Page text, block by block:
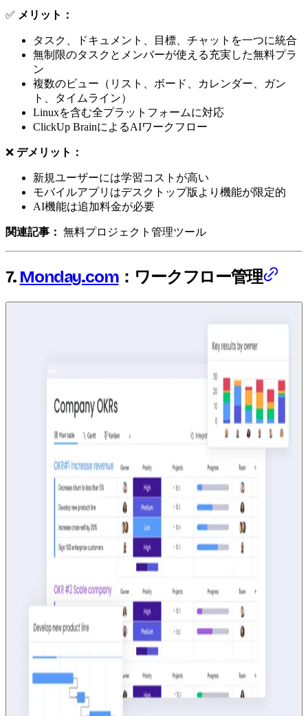
✅ メリット：
タスク、ドキュメント、目標、チャットを一つに統合
無制限のタスクとメンバーが使える充実した無料プラ
ン
複数のビュー（リスト、ボード、カレンダー、ガン
ト、タイムライン）
Linuxを含む全プラットフォームに対応
ClickUp BrainによるAIワークフロー
❌ デメリット：
新規ユーザーには学習コストが高い
モバイルアプリはデスクトップ版より機能が限定的
AI機能は追加料金が必要
関連記事： 無料プロジェクト管理ツール
7. Monday.com：ワークフロー管理